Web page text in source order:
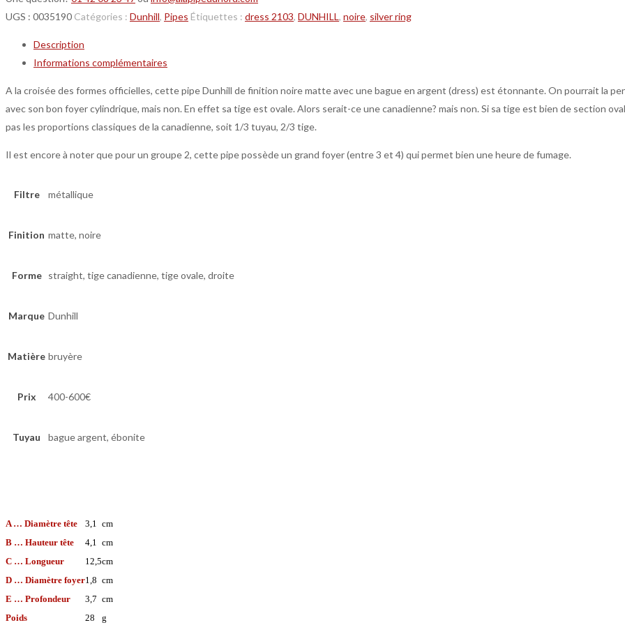
UGS : 0035190 Catégories : Dunhill, Pipes Étiquettes : dress 2103, DUNHILL, noire, silver ring
Description
Informations complémentaires
A la croisée des formes officielles, cette pipe Dunhill de finition noire matte avec une bague en argent (dress) est étonnante. On pourrait la
avec son bon foyer cylindrique, mais non. En effet sa tige est ovale. Alors serait-ce une canadienne? mais non. Si sa tige est bien de section
pas les proportions classiques de la canadienne, soit 1/3 tuyau, 2/3 tige.
Il est encore à noter que pour un groupe 2, cette pipe possède un grand foyer (entre 3 et 4) qui permet bien une heure de fumage.
Filtre métallique
Finition matte, noire
Forme straight, tige canadienne, tige ovale, droite
Marque Dunhill
Matière bruyère
Prix 400-600€
Tuyau bague argent, ébonite
A … Diamètre tête 3,1 cm
B … Hauteur tête
4,1 cm
C … Longueur
12,5cm
D … Diamètre foyer1,8 cm
E … Profondeur
3,7 cm
Poids
28 g